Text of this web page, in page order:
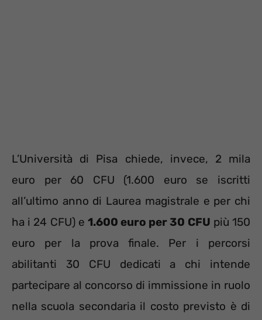
L’Università di Pisa chiede, invece, 2 mila
euro per 60 CFU (1.600 euro se iscritti
all’ultimo anno di Laurea magistrale e per chi
ha i 24 CFU) e 1.600 euro per 30 CFU più 150
euro per la prova finale. Per i percorsi
abilitanti 30 CFU dedicati a chi intende
partecipare al concorso di immissione in ruolo
nella scuola secondaria il costo previsto è di